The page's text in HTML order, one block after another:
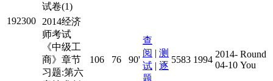
试卷(1)
192300
2014经济
师考试
《中级工
商》章节
习题:第六
106 76 90'
查
阅 | 测
试 | 逐
题
5583 1994
2014-
04-10
Round
You